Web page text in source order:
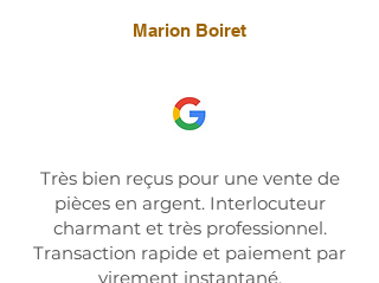
Marion Boiret
Très bien reçus pour une vente de
pièces en argent. Interlocuteur
charmant et très professionnel.
Transaction rapide et paiement par
virement instantané.